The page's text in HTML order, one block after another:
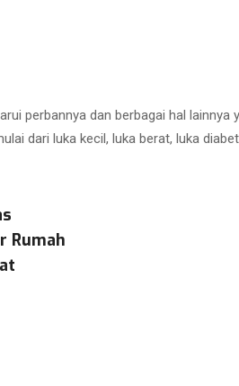
perbannya dan berbagai hal lainnya
dari luka kecil, luka berat, luka
Rumah